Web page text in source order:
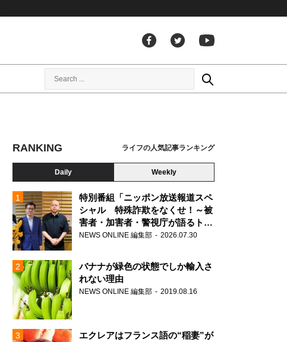
RANKING ライフの人気記事ランキング
Daily Weekly
特別番組「ニッポン放送報道スペ
シャル 特殊詐欺をなくせ！～被
害者・加害者・警視庁が語るトク
リュウの実態～」放送
NEWS ONLINE 編集部 2026.07.30
バナナが緑色の状態でしか輸入さ
れない理由
NEWS ONLINE 編集部 2019.08.16
エクレアはフランス語の“稲妻”が